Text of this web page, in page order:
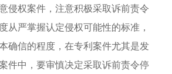
侵权案件，注意积极采取诉前责令
从严掌握认定侵权可能性的标准，
确信的程度，在专利案件尤其是发
件中，要审慎决定采取诉前责令停